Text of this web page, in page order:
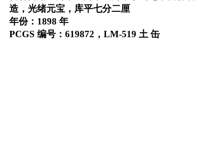
造，光绪元宝，库平七分二厘
年份：1898 年
PCGS 编号：619872，LM-519 土 缶